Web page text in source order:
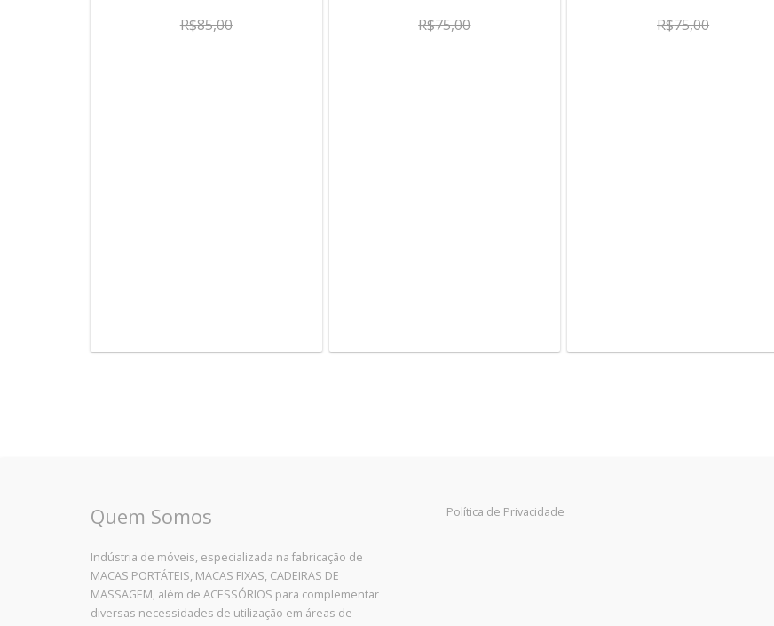
R$85,00 R$75,00 R$75,00
Quem Somos
Indústria de móveis, especializada na fabricação de
MACAS PORTÁTEIS, MACAS FIXAS, CADEIRAS DE
MASSAGEM, além de ACESSÓRIOS para complementar
diversas necessidades de utilização em áreas de
Política de Privacidade